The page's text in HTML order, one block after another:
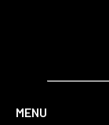
MENU